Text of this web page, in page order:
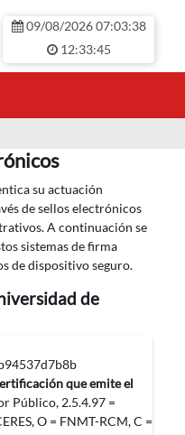
09/08/2026 07:03:38
12:33:45
electrónicos
su actuación
de sellos electrónicos
A continuación se
sistemas de firma
de dispositivo seguro.
de
que emite el
Público, 2.5.4.97 =
O = FNMT-RCM, C =